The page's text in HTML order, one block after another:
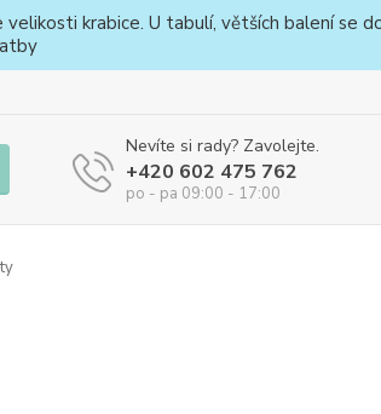
krabice. U tabulí, větších balení se
Nevíte si rady? Zavolejte.
+420 602 475 762
po - pa 09:00 - 17:00